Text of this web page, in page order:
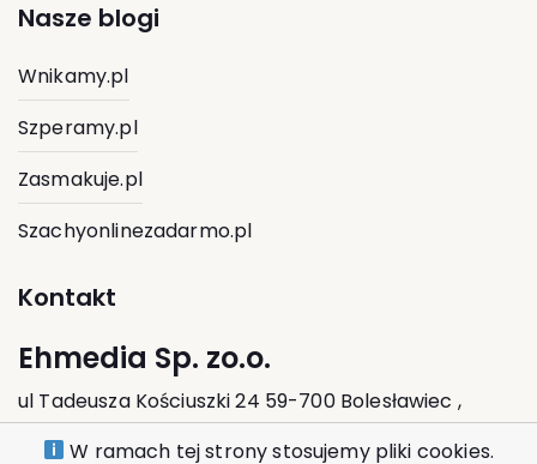
Nasze blogi
Wnikamy.pl
Szperamy.pl
Zasmakuje.pl
Szachyonlinezadarmo.pl
Kontakt
Ehmedia Sp. zo.o.
ul Tadeusza Kościuszki 24 59-700 Bolesławiec ,
Polska
W ramach tej strony stosujemy pliki cookies.